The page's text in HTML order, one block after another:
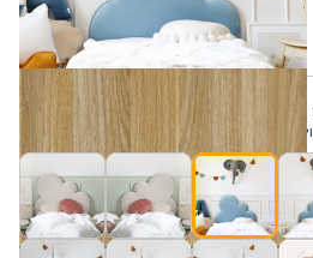
Niebieska chmurka, skierowana
BARIERKA ZABEZPIECZAJĄCA
BEZ BARIERKI